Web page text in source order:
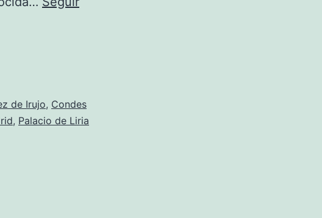
de Irujo, Condes
, Palacio de Liria